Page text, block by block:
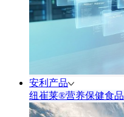
安利产品
纽崔莱®营养保健食品